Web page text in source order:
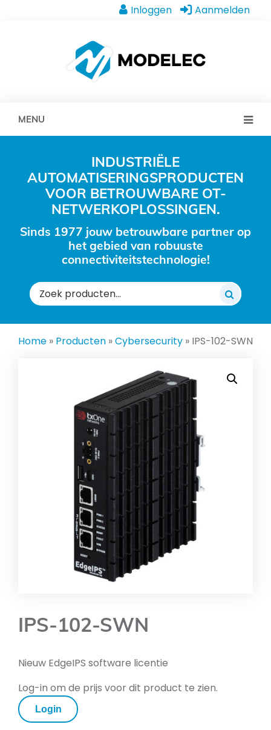
Inloggen Aanmelden
MENU
INDUSTRIËLE
AUTOMATISERINGSPRODUCTEN
VOOR BETROUWBARE OT-
NETWERKOPLOSSINGEN.
Sinds 1977 jouw betrouwbare partner op
het gebied van robuuste
connectiviteitstechnologie!
Zoeken
naar:
Home » Producten »Cybersecurity » IPS-102-SWN
IPS-102-SWN
Nieuw EdgeIPS software licentie
Log-in om de prijs voor dit product te zien.
Login